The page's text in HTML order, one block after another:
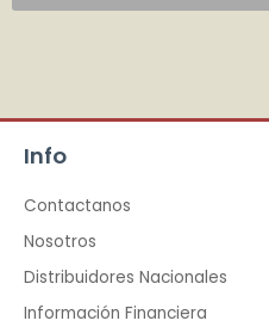
Info
Contactanos
Nosotros
Distribuidores Nacionales
Información Financiera